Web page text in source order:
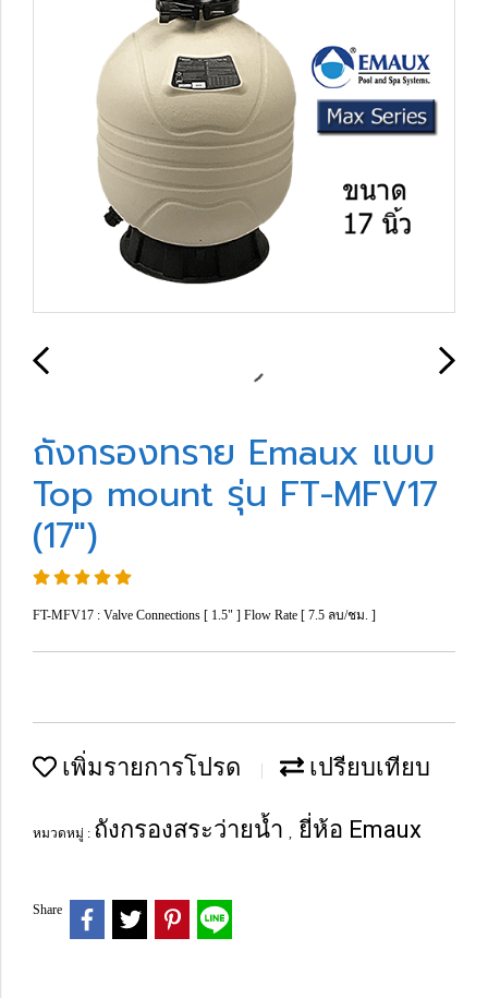
ถังกรองทราย Emaux แบบ
Top mount รุ่น FT-MFV17
(17")
FT-MFV17 : Valve Connections [ 1.5" ] Flow Rate [ 7.5 ลบ/ชม. ]
เพิ่มรายการโปรด เปรียบเทียบ
หมวดหมู่ : ถังกรองสระว่ายน้ำ , ยี่ห้อ Emaux
Share